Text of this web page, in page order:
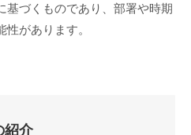
基づくものであり、部署や時期
があります。
紹介